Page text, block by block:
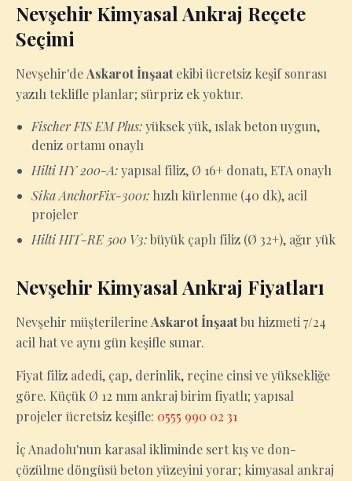
Nevşehir Kimyasal Ankraj Reçete
Seçimi
Nevşehir'deAskarot İnşaatekibi ücretsiz keşif sonrası
yazılı teklifle planlar; sürpriz ek yoktur.
Fischer FIS EM Plus:yüksek yük, ıslak beton uygun,
deniz ortamı onaylı
Hilti HY 200-A:yapısal filiz, Ø 16+ donatı, ETA onaylı
Sika AnchorFix-3001: hızlı kürlenme (40 dk), acil
projeler
Hilti HIT-RE 500 V3:büyük çaplı filiz (Ø 32+), ağır yük
Nevşehir Kimyasal Ankraj Fiyatları
Nevşehir müşterilerineAskarot İnşaatbu hizmeti 7/24
acil hat ve aynı gün keşifle sunar.
Fiyat filiz adedi, çap, derinlik, reçine cinsi ve yüksekliğe
göre. Küçük Ø 12 mm ankraj birim fiyatlı; yapısal
projeler ücretsiz keşifle: 0555 990 02 31
İç Anadolu'nun karasal ikliminde sert kış ve don-
çözülme döngüsü beton yüzeyini yorar; kimyasal ankraj